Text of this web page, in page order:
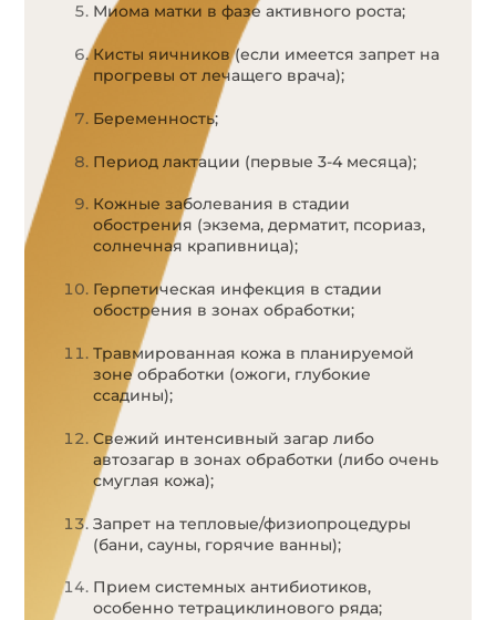
Миома матки в фазе активного роста;
Кисты яичников (если имеется запрет на
прогревы от лечащего врача);
Беременность;
Период лактации (первые 3-4 месяца);
Кожные заболевания в стадии
обострения (экзема, дерматит, псориаз,
солнечная крапивница);
Герпетическая инфекция в стадии
обострения в зонах обработки;
Травмированная кожа в планируемой
зоне обработки (ожоги, глубокие
ссадины);
Свежий интенсивный загар либо
автозагар в зонах обработки (либо очень
смуглая кожа);
Запрет на тепловые/физиопроцедуры
(бани, сауны, горячие ванны);
Прием системных антибиотиков,
особенно тетрациклинового ряда;